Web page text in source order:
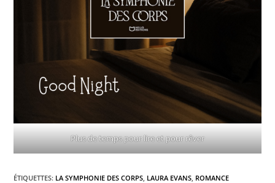
Plus de temps pour lire et pour rêver
ÉTIQUETTES: LA SYMPHONIE DES CORPS LAURA EVANS ROMANCE